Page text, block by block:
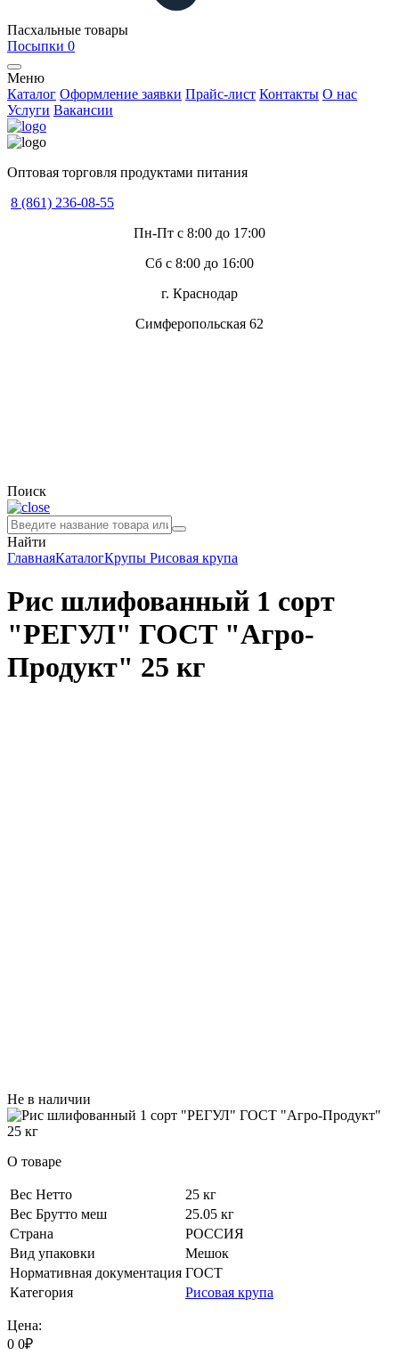
Пасхальные товары
Посыпки 0
Меню
Каталог Оформление заявки Прайс-лист Контакты О нас
Услуги Вакансии
Оптовая торговля продуктами питания
8 (861) 236-08-55
Пн-Пт с 8:00 до 17:00
Сб с 8:00 до 16:00
г. Краснодар
Симферопольская 62
Поиск
Найти
ГлавнаяКаталогКрупы Рисовая крупа
Рис шлифованный 1 сорт
"РЕГУЛ" ГОСТ "Агро-
Продукт" 25 кг
Не в наличии
О товаре
Вес Нетто
25 кг
Вес Брутто меш
25.05 кг
Страна
РОССИЯ
Вид упаковки
Мешок
Нормативная документация ГОСТ
Категория
Рисовая крупа
Цена:
0 0₽